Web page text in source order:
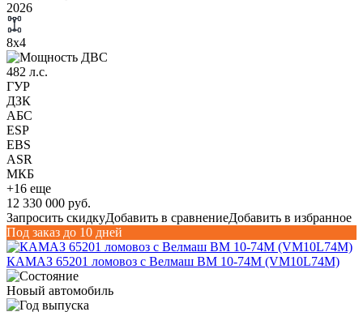
2026
8х4
482 л.с.
ГУР
ДЗК
АБС
ESP
EBS
ASR
МКБ
+16 еще
12 330 000 руб.
Запросить скидкуДобавить в сравнениеДобавить в избранное
Под заказ до 10 дней
КАМАЗ 65201 ломовоз с Велмаш ВМ 10-74М (VM10L74M)
Новый автомобиль